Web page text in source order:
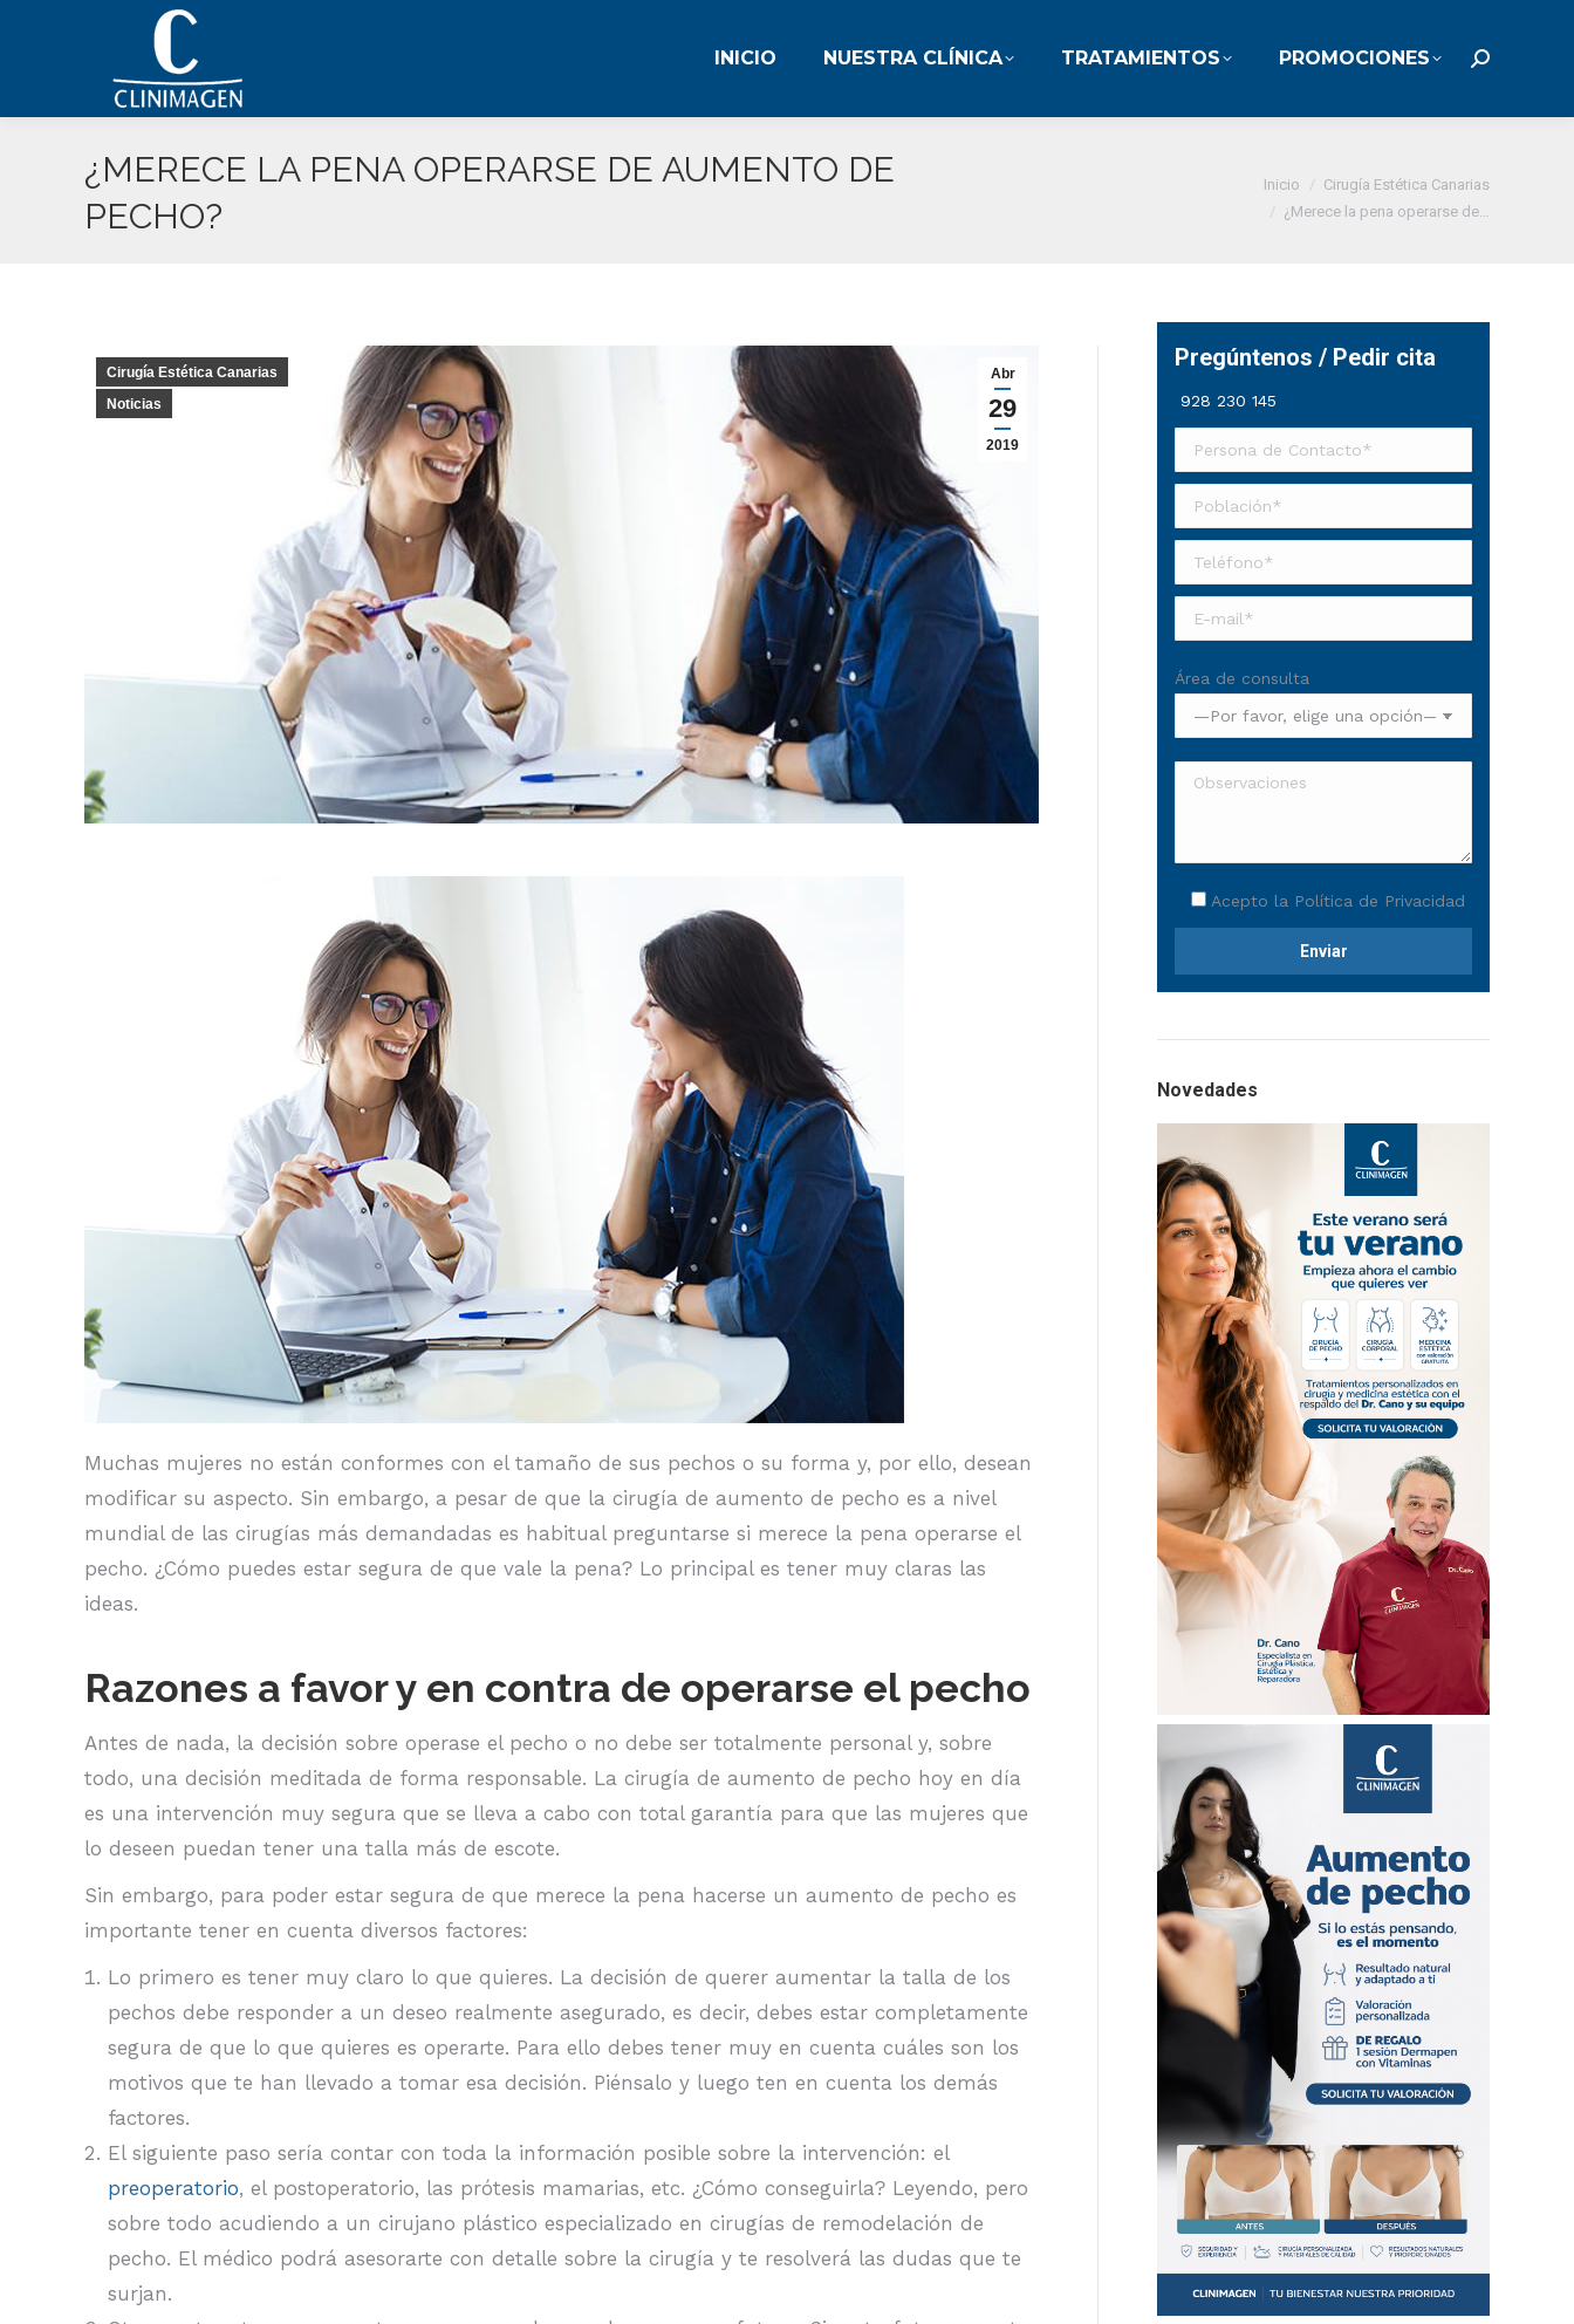
INICIO NUESTRA CLÍNICA TRATAMIENTOS PROMOCIONES Buscar:
¿MERECE LA PENA OPERARSE DE AUMENTO DE
PECHO?
Inicio
Cirugía Estética Canarias
¿Merece la pena operarse de…
Abr
29
2019
Cirugía Estética Canarias
Noticias
Muchas mujeres no están conformes con el tamaño de sus pechos o su forma y, por ello, desean
modificar su aspecto. Sin embargo, a pesar de que la cirugía de aumento de pecho es a nivel
mundial de las cirugías más demandadas es habitual preguntarse si merece la pena operarse el
pecho. ¿Cómo puedes estar segura de que vale la pena? Lo principal es tener muy claras las
ideas.
Razones a favor y en contra de operarse el pecho
Antes de nada, la decisión sobre operase el pecho o no debe ser totalmente personal y, sobre
todo, una decisión meditada de forma responsable. La cirugía de aumento de pecho hoy en día
es una intervención muy segura que se lleva a cabo con total garantía para que las mujeres que
lo deseen puedan tener una talla más de escote.
Sin embargo, para poder estar segura de que merece la pena hacerse un aumento de pecho es
importante tener en cuenta diversos factores:
Lo primero es tener muy claro lo que quieres. La decisión de querer aumentar la talla de los
pechos debe responder a un deseo realmente asegurado, es decir, debes estar completamente
segura de que lo que quieres es operarte. Para ello debes tener muy en cuenta cuáles son los
motivos que te han llevado a tomar esa decisión. Piénsalo y luego ten en cuenta los demás
factores.
El siguiente paso sería contar con toda la información posible sobre la intervención: el
preoperatorio, el postoperatorio, las prótesis mamarias, etc. ¿Cómo conseguirla? Leyendo, pero
sobre todo acudiendo a un cirujano plástico especializado en cirugías de remodelación de
pecho. El médico podrá asesorarte con detalle sobre la cirugía y te resolverá las dudas que te
surjan.
Pregúntenos / Pedir cita
928 230 145
Área de consulta
Acepto la Política de Privacidad
Novedades
INICIO NUESTRA CLÍNICA TRATAMIENTOS PROMOCIONES Buscar: